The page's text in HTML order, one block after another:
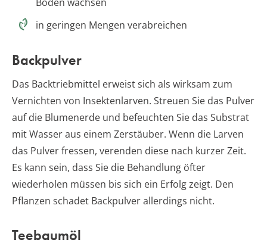
in geringen Mengen verabreichen
Backpulver
Das Backtriebmittel erweist sich als wirksam zum
Vernichten von Insektenlarven. Streuen Sie das Pulver
auf die Blumenerde und befeuchten Sie das Substrat
mit Wasser aus einem Zerstäuber. Wenn die Larven
das Pulver fressen, verenden diese nach kurzer Zeit.
Es kann sein, dass Sie die Behandlung öfter
wiederholen müssen bis sich ein Erfolg zeigt. Den
Pflanzen schadet Backpulver allerdings nicht.
Teebaumöl